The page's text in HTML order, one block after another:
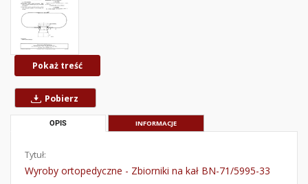
Pokaż treść
Pobierz
OPIS INFORMACJE
Tytuł:
Wyroby ortopedyczne - Zbiorniki na kał BN-71/5995-33